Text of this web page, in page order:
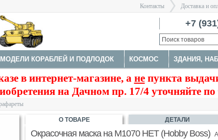
Контакты
>
Доставка и
+7
Санкт-
МОДЕЛИ КОРАБЛЕЙ И ПОДЛОДОК КОСМОС ЗДАНИЯ,
НАБОРЫ ДЕТАЛИРОВКИ ОКРАСОЧНЫЕ МАСКИ,
в интернет-магазине, а непункта
на Дачном пр. 17/4 уточняйте по
Окрасочная маска на M1070 HET (Hobby Boss)
О ТОВАРЕ ДЕТАЛИ